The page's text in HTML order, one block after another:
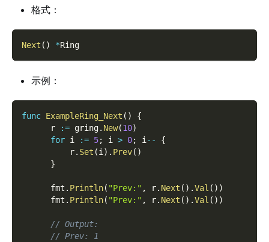
格式：
Next ( ) *Ring
示例：
func ExampleRing_Next ( )
{
      r
:= gring. New(10)
for i := 5; i > 0; i --
{
          r
. Set (i ) . Prev( )
}
      fmt
. Println( "Prev:" , r. Next ( ) .Val ( ) )
      fmt
. Println( "Prev:" , r. Next ( ) .Val ( ) )
// Output:
// Prev: 1